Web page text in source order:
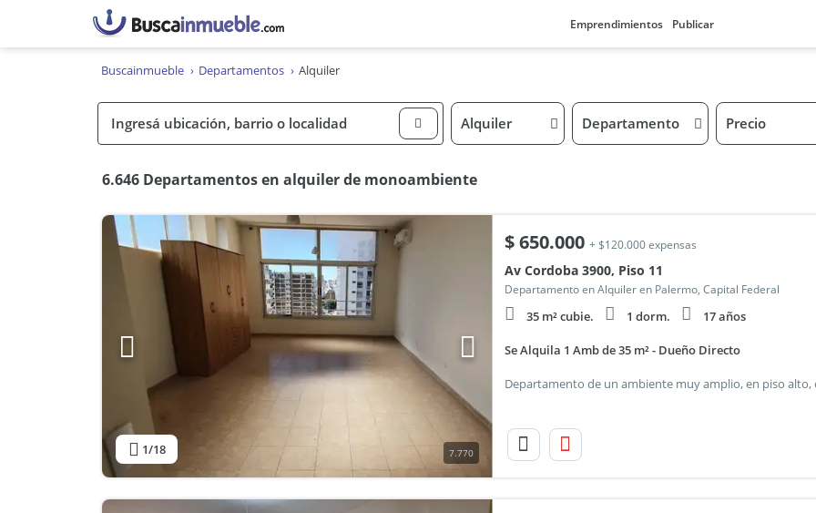
Emprendimientos Publicar
Buscainmueble Departamentos Alquiler
Alquiler Departamento Precio
6.646 Departamentos en alquiler de monoambiente
1/18 7.770
$650.000 + $120.000 expensas
Av Cordoba 3900, Piso 11
Departamento en Alquiler en Palermo, Capital Federal
35 m² cubie. 1 dorm. 17 años
Se Alquila 1 Amb de 35 m² - Dueño Directo